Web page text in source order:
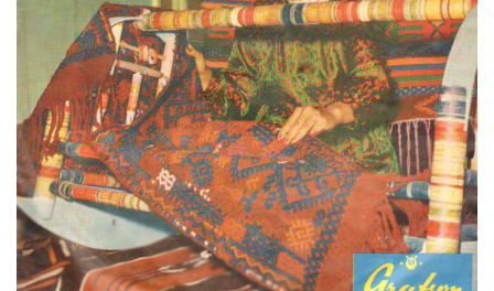
İletişim
en